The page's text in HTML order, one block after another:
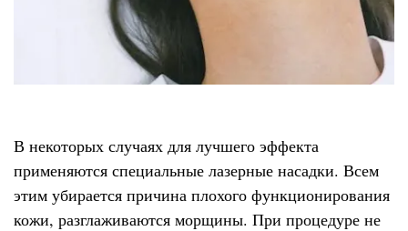
В некоторых случаях для лучшего эффекта
применяются специальные лазерные насадки. Всем
этим убирается причина плохого функционирования
кожи, разглаживаются морщины. При процедуре не